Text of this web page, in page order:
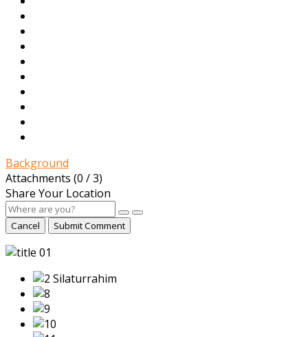
Background
Attachments (0 / 3)
Share Your Location
Cancel Submit Comment